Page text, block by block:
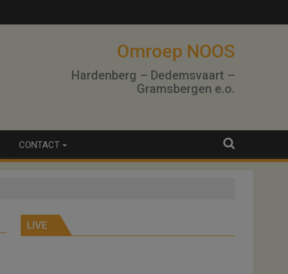
Omroep NOOS
Hardenberg – Dedemsvaart –
Gramsbergen e.o.
CONTACT
LIVE